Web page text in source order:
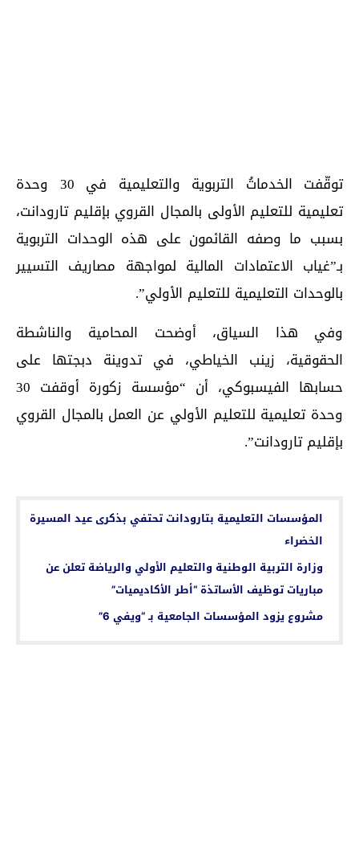
توقّفت الخدماتُ التربوية والتعليمية في 30 وحدة
تعليمية للتعليم الأولى بالمجال القروي بإقليم تارودانت،
بسبب ما وصفه القائمون على هذه الوحدات التربوية
بـ”غياب الاعتمادات المالية لمواجهة مصاريف التسيير
بالوحدات التعليمية للتعليم الأولي”.
وفي هذا السياق، أوضحت المحامية والناشطة
الحقوقية، زينب الخياطي، في تدوينة دبجتها على
حسابها الفيسبوكي، أن “مؤسسة زكورة أوقفت 30
وحدة تعليمية للتعليم الأولي عن العمل بالمجال القروي
بإقليم تارودانت”.
المؤسسات التعليمية بتارودانت تحتفي بذكرى عيد المسيرة
الخضراء
وزارة التربية الوطنية والتعليم الأولي والرياضة تعلن عن
مباريات توظيف الأساتذة “أطر الأكاديميات”
مشروع يزود المؤسسات الجامعية بـ “ويفي 6”